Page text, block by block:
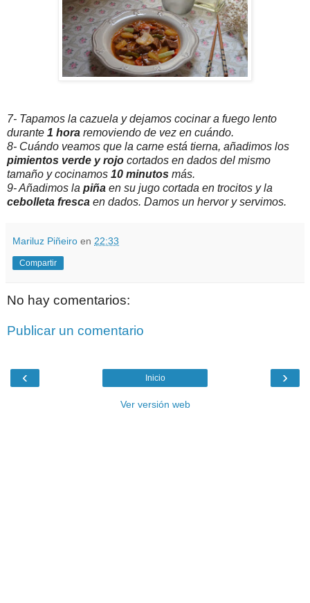
7- Tapamos la cazuela y dejamos cocinar a fuego lento
durante 1 hora removiendo de vez en cuándo.
8- Cuándo veamos que la carne está tierna, añadimos los
pimientos verde y rojo cortados en dados del mismo
tamaño y cocinamos 10 minutos más.
9- Añadimos la piña en su jugo cortada en trocitos y la
cebolleta fresca en dados. Damos un hervor y servimos.
Mariluz Piñeiro en 22:33
Compartir
No hay comentarios:
Publicar un comentario
‹ ›
Inicio
Ver versión web